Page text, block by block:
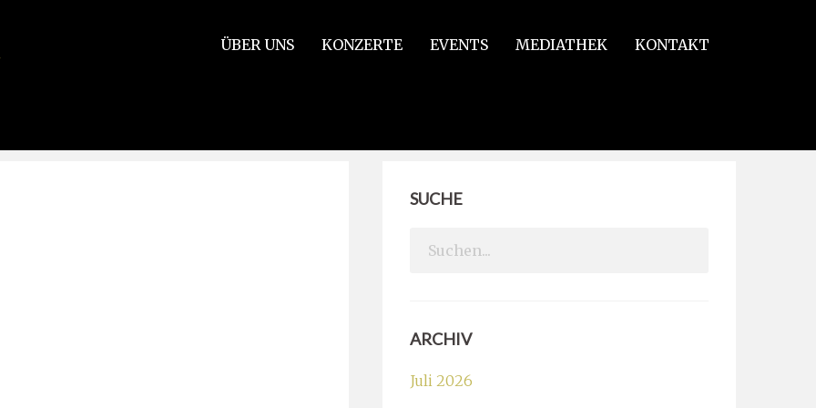
ÜBER UNS KONZERTE EVENTS MEDIATHEK KONTAKT
SUCHE
Search
ARCHIV
Juli 2026